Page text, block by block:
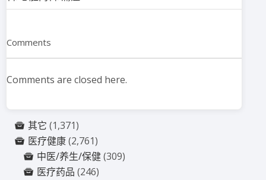
Comments
Comments are closed here.
其它 (1,371)
医疗健康(2,761)
中医/养生/保健(309)
医疗药品 (246)